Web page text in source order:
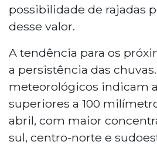
possibilidade de rajadas
desse valor.
A tendência para os
a persistência das
meteorológicos indicam
superiores a 100
abril, com maior
sul, centro-norte e